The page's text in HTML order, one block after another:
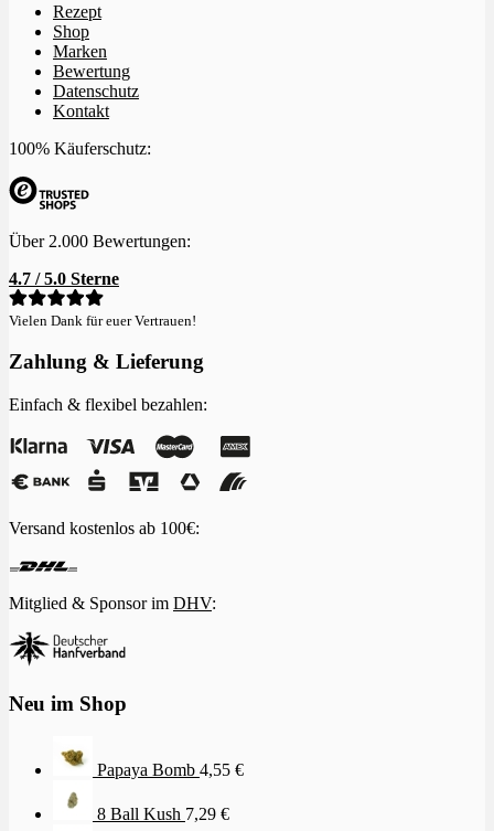
Rezept
Shop
Marken
Bewertung
Datenschutz
Kontakt
100% Käuferschutz:
Über 2.000 Bewertungen:
4.7 / 5.0 Sterne
Vielen Dank für euer Vertrauen!
Zahlung & Lieferung
Einfach & flexibel bezahlen:
Versand kostenlos ab 100€:
Mitglied & Sponsor im DHV:
Neu im Shop
Papaya Bomb 4,55 €
8 Ball Kush 7,29 €